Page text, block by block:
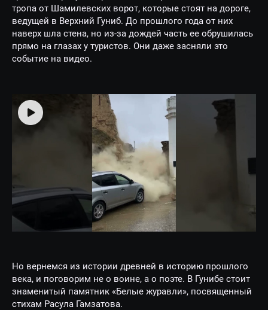
тропа от Шамилевских ворот, которые стоят на дороге,
ведущей в Верхний Гуниб. До прошлого года от них
наверх шла стена, но из-за дождей часть ее обрушилась
прямо на глазах у туристов. Они даже засняли это
событие на видео.
Но вернемся из истории древней в историю прошлого
века, и поговорим не о воине, а о поэте. В Гунибе стоит
знаменитый памятник «Белые журавли», посвященный
стихам Расула Гамзатова.